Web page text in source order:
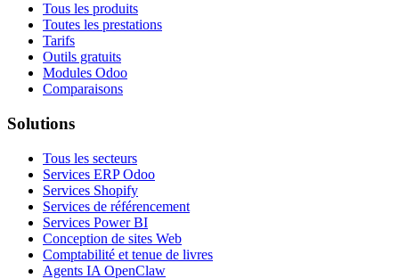
Tous les produits
Toutes les prestations
Tarifs
Outils gratuits
Modules Odoo
Comparaisons
Solutions
Tous les secteurs
Services ERP Odoo
Services Shopify
Services de référencement
Services Power BI
Conception de sites Web
Comptabilité et tenue de livres
Agents IA OpenClaw